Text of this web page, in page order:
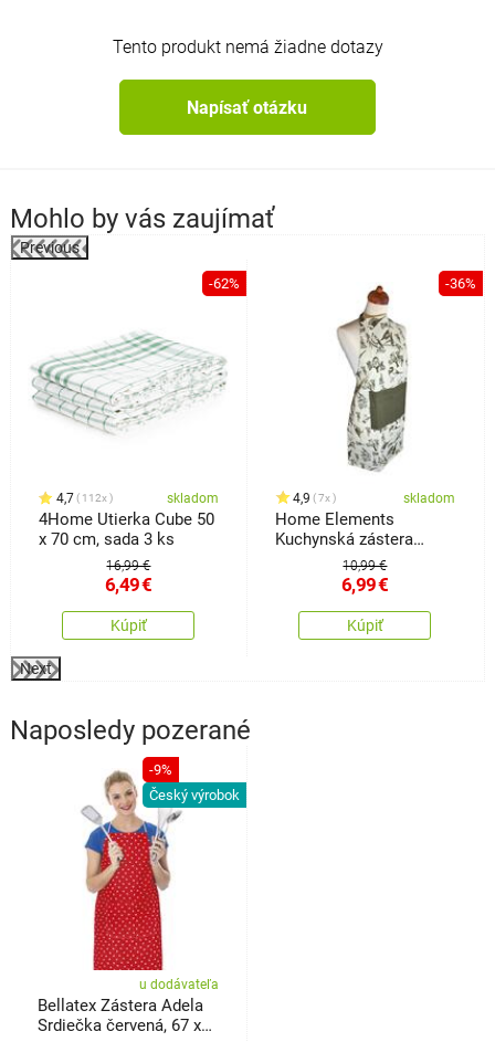
Tento produkt nemá žiadne dotazy
Napísať otázku
Mohlo by vás zaujímať
Previous
-62%
4,7 112x skladom
4Home Utierka Cube 50
x 70 cm, sada 3 ks
16,99 €
6,49€
Kúpiť
-36%
4,9 7x skladom
Home Elements
Kuchynská zástera
Vtáčiky, 60 x 80 cm
10,99 €
6,99€
Kúpiť
Next
Naposledy pozerané
-9%
Český výrobok
u dodávateľa
Bellatex Zástera Adela
Srdiečka červená, 67 x